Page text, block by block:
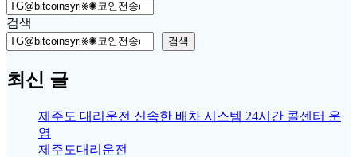
Search
for:
검색
검색
최신 글
제주도 대리운전 신속한 배차 시스템 24시간 콜센터 운
영
제주도대리운전